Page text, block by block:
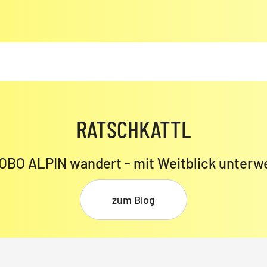
RATSCHKATTL
ALPIN wandert - mit Weitblick
zum Blog